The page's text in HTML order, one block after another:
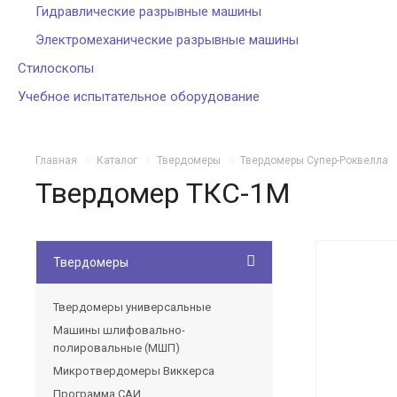
Гидравлические разрывные машины
Электромеханические разрывные машины
Стилоскопы
Учебное испытательное оборудование
Главная Каталог Твердомеры Твердомеры Cупер-Роквелла
Твердомер ТКС-1М
Твердомеры
Твердомеры универсальные
Машины шлифовально-
полировальные (МШП)
Микротвердомеры Виккерса
Программа САИ